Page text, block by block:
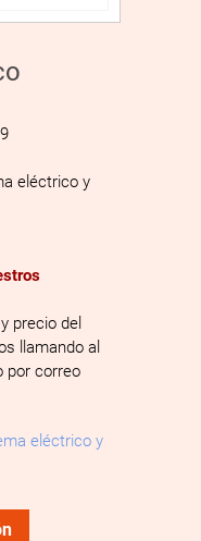
eléctrico y
precio del
llamando al
por correo
eléctrico y